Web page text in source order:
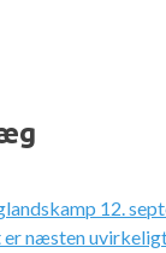
12.
er næsten